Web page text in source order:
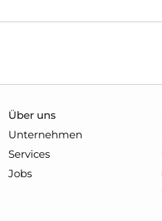
Über uns
Unternehmen
Services
Jobs